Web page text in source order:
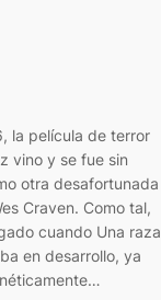
la película de terror
vino y se fue sin
otra desafortunada
Craven. Como tal,
cuando Una raza
en desarrollo, ya